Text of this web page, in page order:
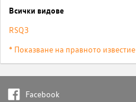
Всички видове
RSQ3
* Показване на правното известие
Facebook